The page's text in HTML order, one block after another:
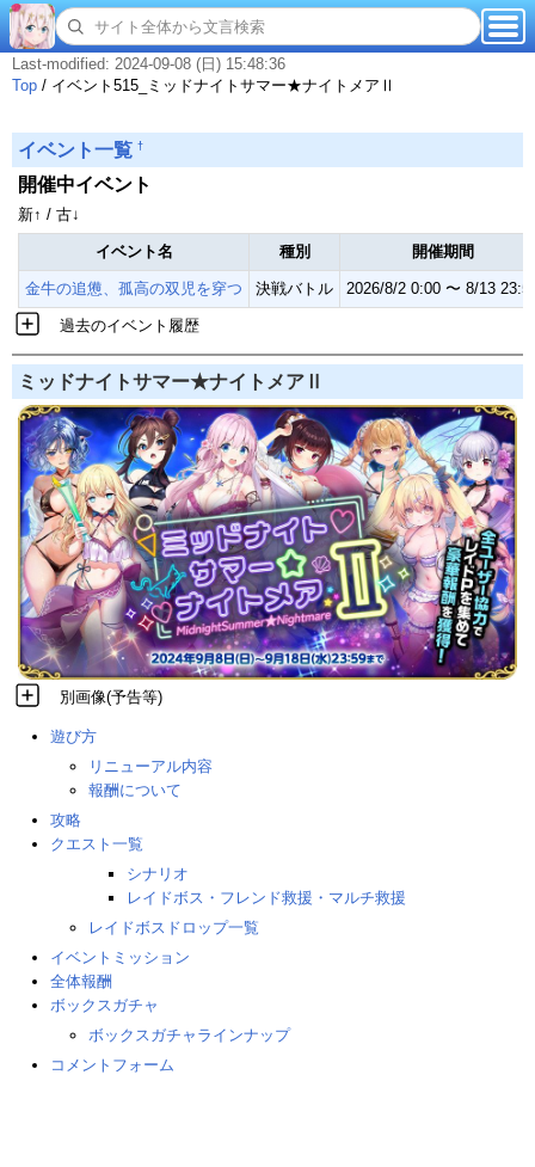
Last-modified: 2024-09-08 (日) 15:48:36
Top / イベント515_ミッドナイトサマー★ナイトメアⅡ
イベント一覧 †
開催中イベント
新↑ / 古↓
イベント名 種別 開催期間
金牛の追憊、孤高の双児を穿つ 決戦バトル 2026/8/2 0:00 〜 8/13
過去のイベント履歴
ミッドナイトサマー★ナイトメアⅡ
別画像(予告等)
遊び方
リニューアル内容
報酬について
攻略
クエスト一覧
シナリオ
レイドボス・フレンド救援・マルチ救援
レイドボスドロップ一覧
イベントミッション
全体報酬
ボックスガチャ
ボックスガチャラインナップ
コメントフォーム